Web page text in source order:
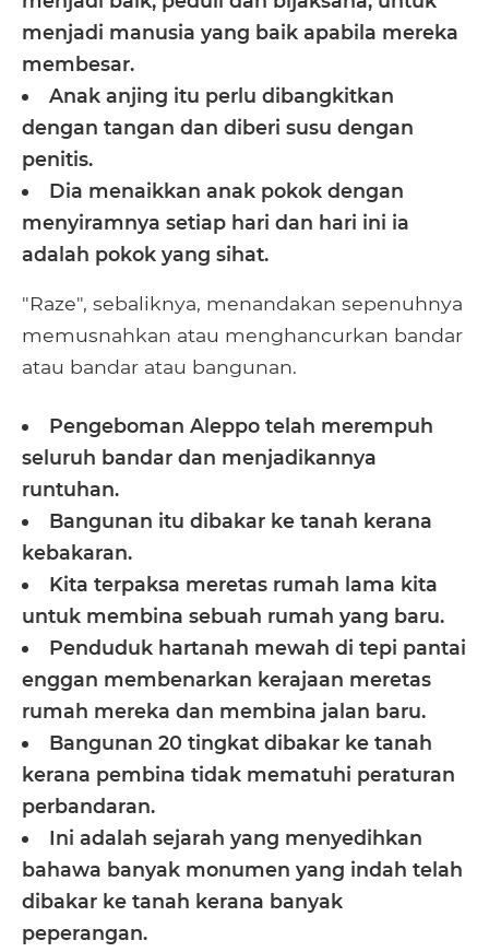
menjadi manusia yang baik apabila mereka
membesar.
Anak anjing itu perlu dibangkitkan
dengan tangan dan diberi susu dengan
penitis.
Dia menaikkan anak pokok dengan
menyiramnya setiap hari dan hari ini ia
adalah pokok yang sihat.
"Raze", sebaliknya, menandakan sepenuhnya
memusnahkan atau menghancurkan bandar
atau bandar atau bangunan.
Pengeboman Aleppo telah merempuh
seluruh bandar dan menjadikannya
runtuhan.
Bangunan itu dibakar ke tanah kerana
kebakaran.
Kita terpaksa meretas rumah lama kita
untuk membina sebuah rumah yang baru.
Penduduk hartanah mewah di tepi pantai
enggan membenarkan kerajaan meretas
rumah mereka dan membina jalan baru.
Bangunan 20 tingkat dibakar ke tanah
kerana pembina tidak mematuhi peraturan
perbandaran.
Ini adalah sejarah yang menyedihkan
bahawa banyak monumen yang indah telah
dibakar ke tanah kerana banyak
peperangan.